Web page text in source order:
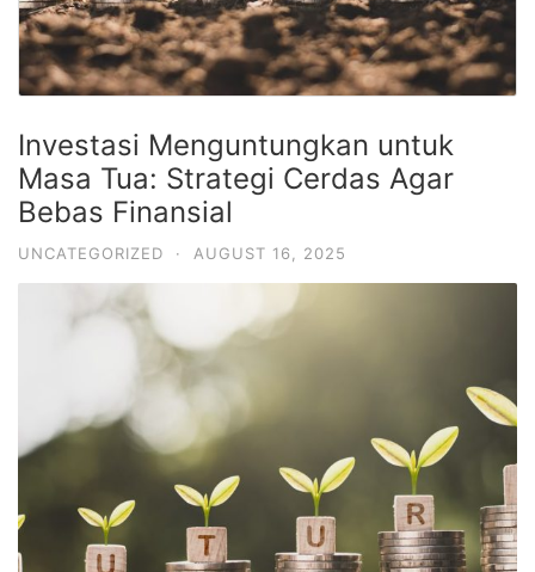
Investasi Menguntungkan untuk
Masa Tua: Strategi Cerdas Agar
Bebas Finansial
UNCATEGORIZED · AUGUST 16, 2025